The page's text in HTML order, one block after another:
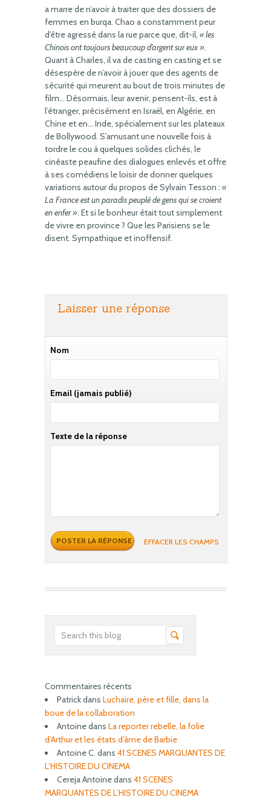
a marre de n’avoir à traiter que des dossiers de
femmes en burqa. Chao a constamment peur
d’être agressé dans la rue parce que, dit-il, « les
Chinois ont toujours beaucoup d’argent sur eux ».
Quant à Charles, il va de casting en casting et se
désespère de n’avoir à jouer que des agents de
sécurité qui meurent au bout de trois minutes de
film… Désormais, leur avenir, pensent-ils, est à
l’étranger, précisément en Israël, en Algérie, en
Chine et en… Inde, spécialement sur les plateaux
de Bollywood. S’amusant une nouvelle fois à
tordre le cou à quelques solides clichés, le
cinéaste peaufine des dialogues enlevés et offre
à ses comédiens le loisir de donner quelques
variations autour du propos de Sylvain Tesson : «
La France est un paradis peuplé de gens qui se croient
en enfer ». Et si le bonheur était tout simplement
de vivre en province ? Que les Parisiens se le
disent. Sympathique et inoffensif.
Laisser une réponse
Nom
Email (jamais publié)
Texte de la réponse
EFFACER LES CHAMPS
Commentaires récents
Patrickdans Luchaire, père et fille, dans la
boue de la collaboration
Antoinedans La reporter rebelle, la folie
d’Arthur et les états d’âme de Barbie
Antoine C. dans 41 SCENES MARQUANTES DE
L’HISTOIRE DU CINEMA
Cereja Antoinedans 41 SCENES
MARQUANTES DE L’HISTOIRE DU CINEMA